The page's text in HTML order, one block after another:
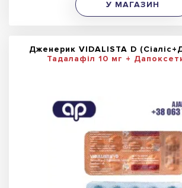
У МАГАЗИН
Дженерик VIDALISTA D
Тадалафіл 10 мг +